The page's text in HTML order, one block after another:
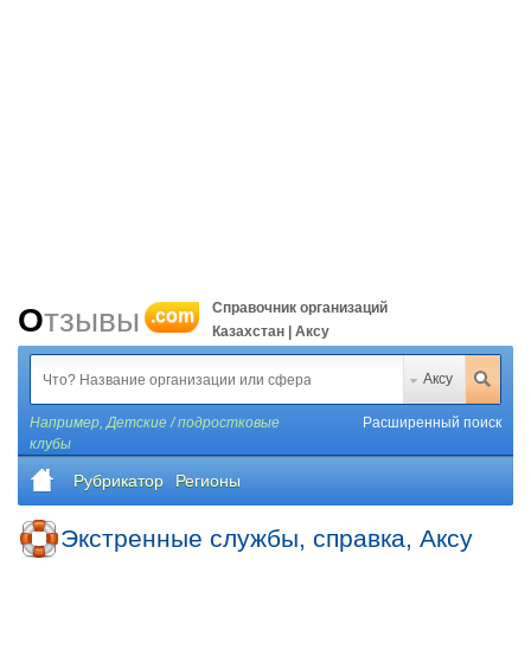
Отзывы .com
Справочник организаций
Казахстан | Аксу
Аксу
Например,Детские / подростковые
клубы
Расширенный поиск
Рубрикатор Регионы
Экстренные службы, справка, Аксу